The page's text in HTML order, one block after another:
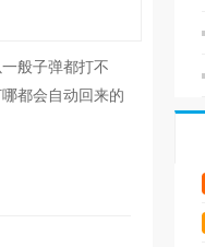
般子弹都打不
都会自动回来的